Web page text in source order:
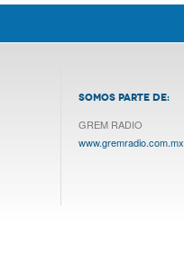
SOMOS PARTE DE:
GREM RADIO
www.gremradio.com.mx